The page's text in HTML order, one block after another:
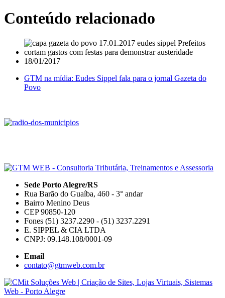
Conteúdo relacionado
18/01/2017
GTM na mídia: Eudes Sippel fala para o jornal Gazeta do
Povo
Sede Porto Alegre/RS
Rua Barão do Guaíba, 460 - 3° andar
Bairro Menino Deus
CEP 90850-120
Fones (51) 3237.2290 - (51) 3237.2291
E. SIPPEL & CIA LTDA
CNPJ: 09.148.108/0001-09
Email
contato@gtmweb.com.br